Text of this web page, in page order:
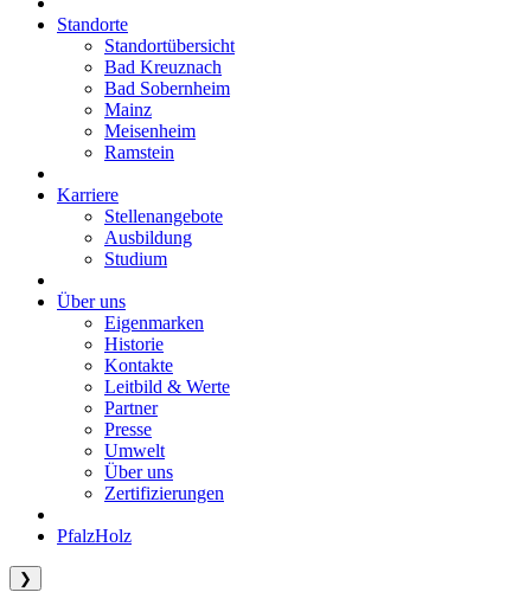
Standorte
Standortübersicht
Bad Kreuznach
Bad Sobernheim
Mainz
Meisenheim
Ramstein
Karriere
Stellenangebote
Ausbildung
Studium
Über uns
Eigenmarken
Historie
Kontakte
Leitbild & Werte
Partner
Presse
Umwelt
Über uns
Zertifizierungen
PfalzHolz
❯